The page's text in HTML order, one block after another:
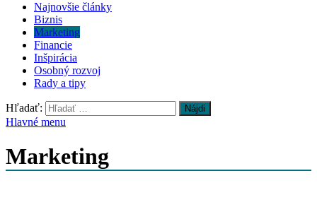
Najnovšie články
Biznis
Marketing
Financie
Inšpirácia
Osobný rozvoj
Rady a tipy
Hľadať:
Hlavné menu
Marketing